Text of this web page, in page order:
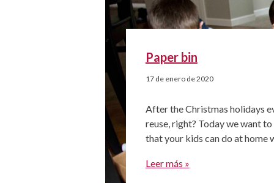
Paper bin
17 de enero de 2020
After the Christmas holidays
reuse, right? Today we want
that your kids can do at home
Leer más »